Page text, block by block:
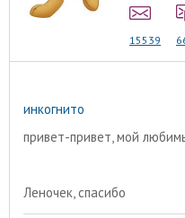
15539
инкогнито
привет-привет, мой
Леночек, спасибо